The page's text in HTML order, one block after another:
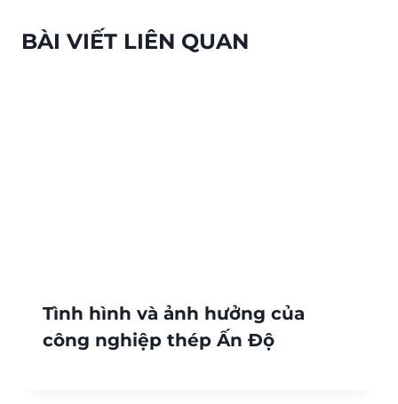
BÀI VIẾT LIÊN QUAN
Tình hình và ảnh hưởng của
công nghiệp thép Ấn Độ